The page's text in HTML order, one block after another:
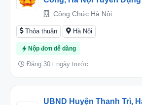
Học 2025-2026
Công Chức Hà Nội
Thỏa thuận Hà Nội
Nộp đơn dễ dàng
Đăng 30+ ngày trước
UBND Huyện Thanh Trì,